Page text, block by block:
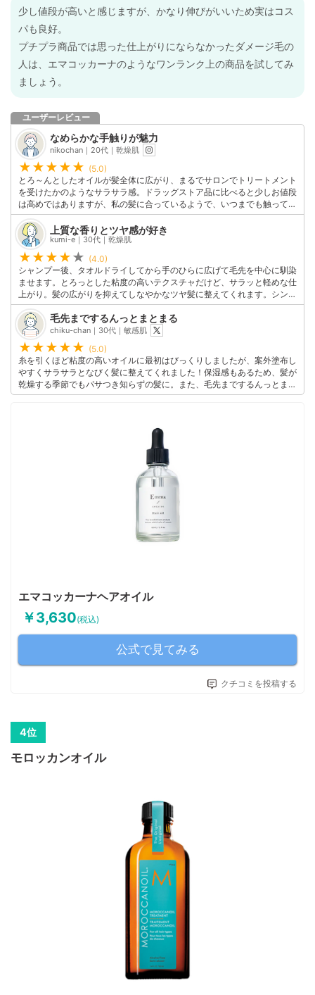
少し値段が高いと感じますが、かなり伸びがいいため実はコス
パも良好。
プチプラ商品では思った仕上がりにならなかったダメージ毛の
人は、エマコッカーナのようなワンランク上の商品を試してみ
ましょう。
ユーザーレビュー
なめらかな手触りが魅力
nikochan｜20代｜乾燥肌
(5.0)
とろ～んとしたオイルが髪全体に広がり、まるでサロンでトリートメント
を受けたかのようなサラサラ感。ドラッグストア品に比べると少しお値段
は高めではありますが、私の髪に合っているようで、いつまでも触ってい
たくなる手触りを叶えてくれました。私の日常の必需品となり、髪の美し
さと香りで自信を持てるようにしてくれます。おすすめのアイテムです！
上質な香りとツヤ感が好き
kumi-e｜30代｜乾燥肌
(4.0)
シャンプー後、タオルドライしてから手のひらに広げて毛先を中心に馴染
ませます。とろっとした粘度の高いテクスチャだけど、サラッと軽めな仕
上がり。髪の広がりを抑えてしなやかなツヤ髪に整えてくれます。シンプ
ルなボトルデザインと高級ホテルのような香りもお気に入りポイントで
す。これからも使い続けたい今イチオシのヘアオイル！
毛先までするんっとまとまる
chiku-chan｜30代｜敏感肌
(5.0)
糸を引くほど粘度の高いオイルに最初はびっくりしましたが、案外塗布し
やすくサラサラとなびく髪に整えてくれました！保湿感もあるため、髪が
乾燥する季節でもパサつき知らずの髪に。また、毛先までするんっとまと
めてくれるので、広がりを抑えてくれるのも嬉しいです。
エマコッカーナヘアオイル
￥3,630(税込)
公式で見てみる
クチコミを投稿する
モロッカンオイル